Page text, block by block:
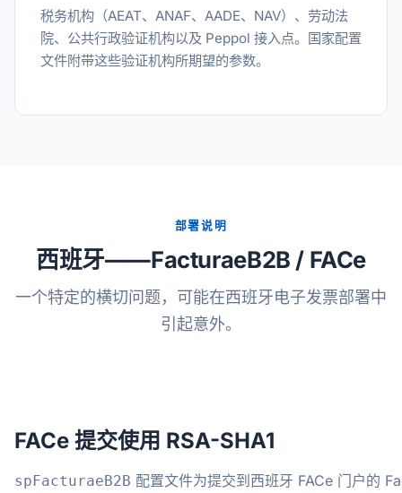
税务机构（AEAT、ANAF、AADE、NAV）、劳动法
院、公共行政验证机构以及 Peppol 接入点。国家配置
文件附带这些验证机构所期望的参数。
部署说明
西班牙——FacturaeB2B / FACe
一个特定的横切问题，可能在西班牙电子发票部署中
引起意外。
FACe 提交使用 RSA-SHA1
spFacturaeB2B 配置文件为提交到西班牙 FACe 门户的